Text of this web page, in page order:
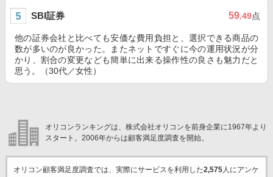
SBI証券 59.49点
他の証券会社と比べても安価な費用負担と、選択できる商品の
数が多いのが良かった。またネットですぐに今の運用状況が分
かり、割合の変更なども簡単に出来る操作性の良さも魅力だと
思う。（30代／女性）
オリコンランキングは、株式会社オリコンを前身企業に1967年より
スタート。2006年からは顧客満足度調査を開始。
オリコン顧客満足度調査では、実際にサービスを利用した2,575人にアンケ